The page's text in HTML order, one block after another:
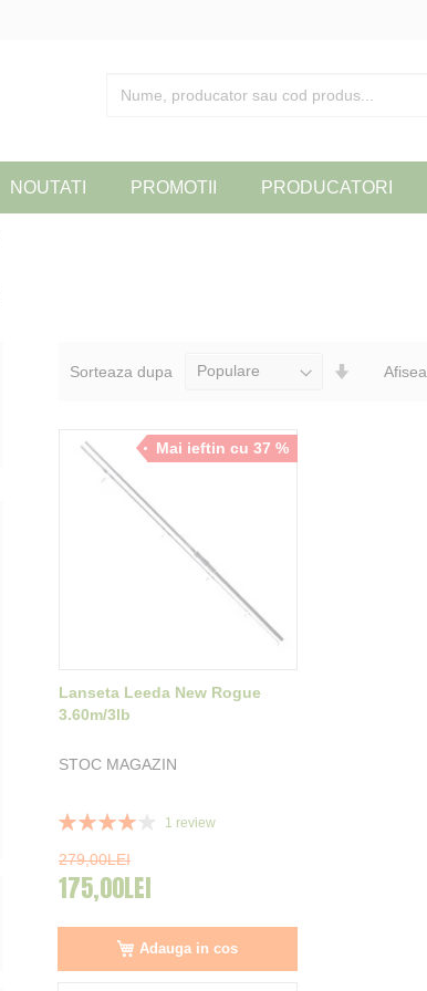
NOUTATI PROMOTII PRODUCATORI
Sorteaza dupa
Seteaza
Mai ieftin cu 37 %
Lanseta Leeda New Rogue
3.60m/3lb
STOC MAGAZIN
Rating:
1 review
279,00LEI
175,00LEI
Adauga in cos